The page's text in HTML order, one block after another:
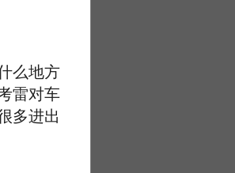
么地方
雷对车
多进出